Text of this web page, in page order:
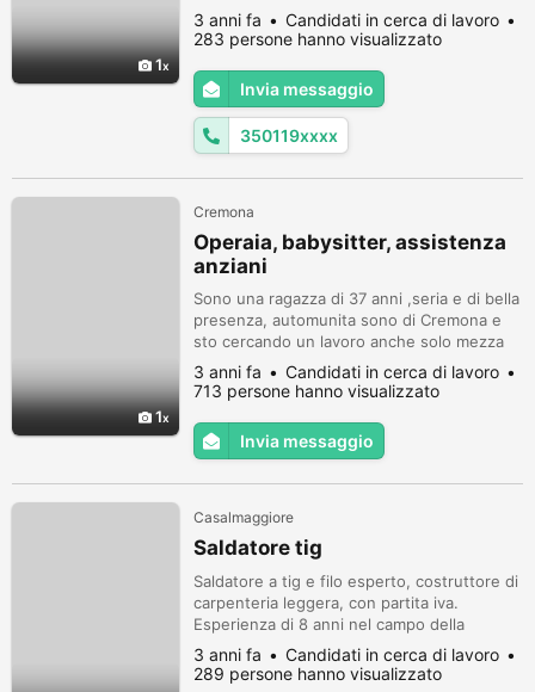
1
consegna/ commis di sala e altro.. con
esperienza Non fumatori Non bevo Il mio
livello di italiano è nella media Parlo arabo
Francese Inglese
3 anni fa
Candidati in cerca di lavoro
283 persone hanno visualizzato
Invia messaggio
350119xxxx
1
Cremona
Operaia, babysitter, assistenza
anziani
Sono una ragazza di 37 anni ,seria e di bella
presenza, automunita sono di Cremona e
sto cercando un lavoro anche solo mezza
giornata oppure dalle 9 fino le 15 sempre a
Cremona e zone vicine,come operaia,
babysitter ho esperienza anche con neonati
e assistenza compagnia anziani..se
qualcuno mi può aiutare mi.contatti ,ho
3 anni fa
Candidati in cerca di lavoro
713 persone hanno visualizzato
Invia messaggio
Casalmaggiore
Saldatore tig
Saldatore a tig e filo esperto, costruttore di
carpenteria leggera, con partita iva.
Esperienza di 8 anni nel campo della
metalmeccanica: - saldatura americana e
tradizionale su tubi e lamiere Inox, Fe e
3 anni fa
Candidati in cerca di lavoro
289 persone hanno visualizzato